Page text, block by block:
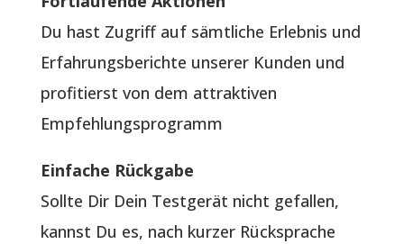
Du hast Zugriff auf sämtliche Erlebnis und
Erfahrungsberichte unserer Kunden und
profitierst von dem attraktiven
Empfehlungsprogramm
Einfache Rückgabe
Sollte Dir Dein Testgerät nicht gefallen,
kannst Du es, nach kurzer Rücksprache